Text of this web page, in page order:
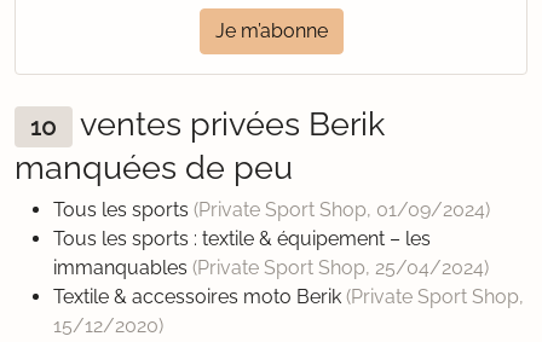
Je m’abonne
10
ventes privées Berik
manquées de peu
Tous les sports (Private Sport Shop, 01/09/2024)
Tous les sports : textile & équipement – les
immanquables (Private Sport Shop, 25/04/2024)
Textile & accessoires moto Berik (Private Sport Shop,
15/12/2020)